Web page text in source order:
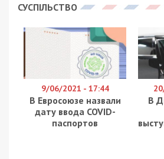
АТБ. У фуры отказали
где задела еще 12
, что
происшествия.
Стало известно, что во
на улице Космической в
погиб и трое пострадало.
фуры и автомобиля “Renault”,
навстречу, водитель